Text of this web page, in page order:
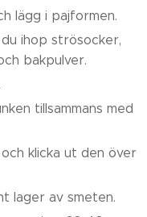
lägg i pajformen.
ihop strösocker,
bakpulver.
tillsammans med
klicka ut den över
lager av smeten.